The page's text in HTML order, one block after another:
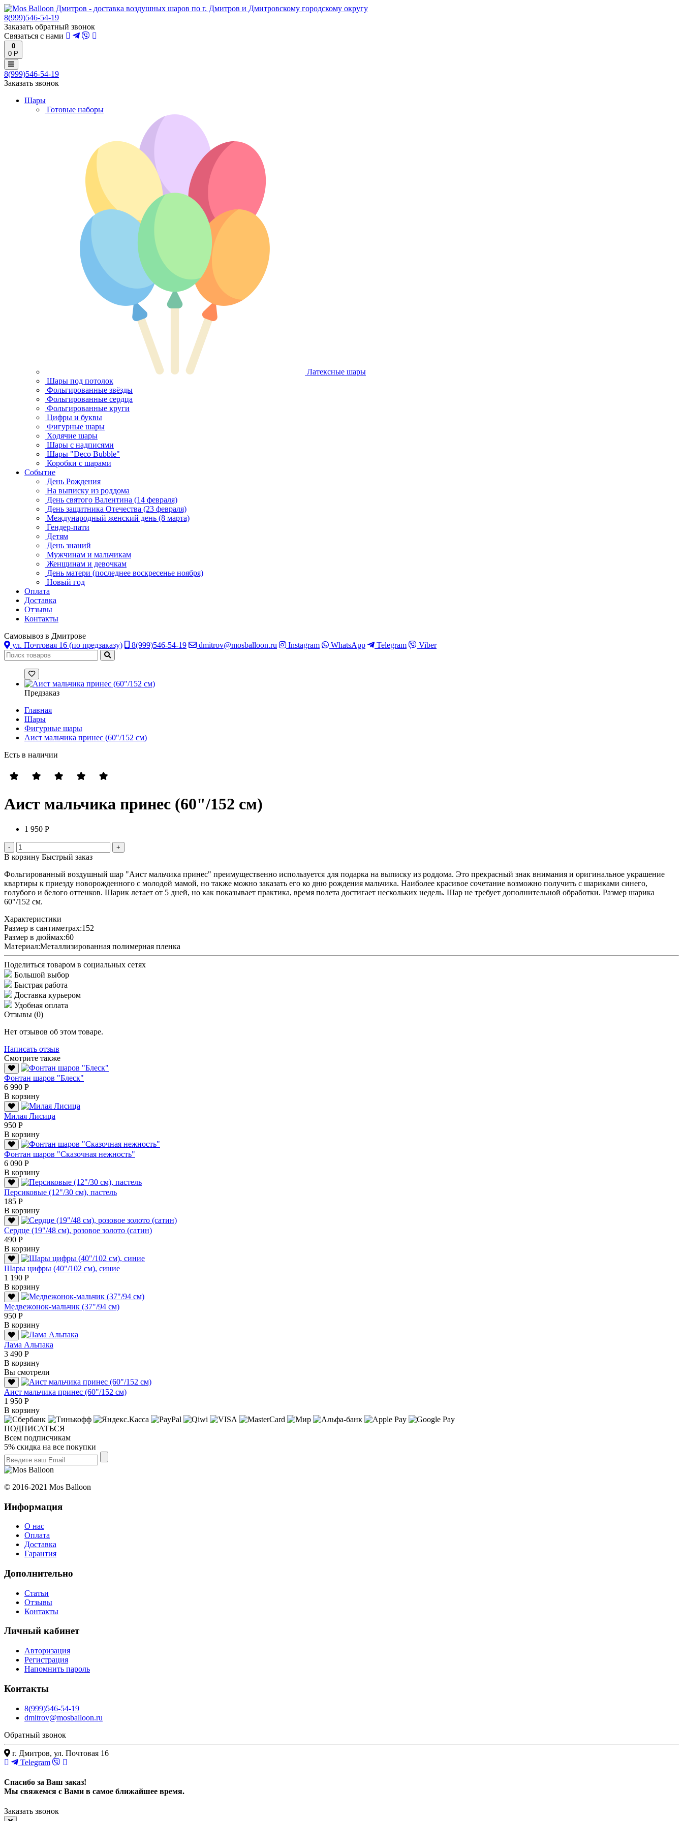
8(999)546-54-19
Заказать обратный звонок
Связаться с нами
0
0 Р
8(999)546-54-19
Заказать звонок
Шары
Готовые наборы
Латексные шары
Шары под потолок
Фольгированные звёзды
Фольгированные сердца
Фольгированные круги
Цифры и буквы
Фигурные шары
Ходячие шары
Шары с надписями
Шары "Deco Bubble"
Коробки с шарами
Событие
День Рождения
На выписку из роддома
День святого Валентина (14 февраля)
День защитника Отечества (23 февраля)
Международный женский день (8 марта)
Гендер-пати
Детям
День знаний
Мужчинам и мальчикам
Женщинам и девочкам
День матери (последнее воскресенье ноября)
Новый год
Оплата
Доставка
Отзывы
Контакты
Самовывоз в Дмитрове
ул. Почтовая 16 (по предзаказу)
8(999)546-54-19 dmitrov@mosballoon.ru Instagram WhatsApp Telegram Viber
Предзаказ
Главная
Шары
Фигурные шары
Аист мальчика принес (60"/152 см)
Есть в наличии
Аист мальчика принес (60"/152 см)
1 950 Р
В корзину Быстрый заказ
Фольгированный воздушный шар "Аист мальчика принес" преимущественно используется для подарка на выписку из роддома. Это прекрасный знак внимания и оригинальное украшение
квартиры к приезду новорожденного с молодой мамой, но также можно заказать его ко дню рождения мальчика. Наиболее красивое сочетание возможно получить с шариками синего,
голубого и белого оттенков. Шарик летает от 5 дней, но как показывает практика, время полета достигает нескольких недель. Шар не требует дополнительной обработки. Размер шарика
60"/152 см.
Характеристики
Размер в сантиметрах:152
Размер в дюймах:60
Материал:Металлизированная полимерная пленка
Поделиться товаром в социальных сетях
Большой выбор
Быстрая работа
Доставка курьером
Удобная оплата
Отзывы (0)
Нет отзывов об этом товаре.
Написать отзыв
Смотрите также
Фонтан шаров "Блеск"
6 990 Р
В корзину
Милая Лисица
950 Р
В корзину
Фонтан шаров "Сказочная нежность"
6 090 Р
В корзину
Персиковые (12"/30 см), пастель
185 Р
В корзину
Сердце (19"/48 см), розовое золото (сатин)
490 Р
В корзину
Шары цифры (40"/102 см), синие
1 190 Р
В корзину
Медвежонок-мальчик (37"/94 см)
950 Р
В корзину
Лама Альпака
3 490 Р
В корзину
Вы смотрели
Аист мальчика принес (60"/152 см)
1 950 Р
В корзину
ПОДПИСАТЬСЯ
Всем подписчикам
5% скидка на все покупки
© 2016-2021 Mos Balloon
Информация
О нас
Оплата
Доставка
Гарантия
Дополнительно
Статьи
Отзывы
Контакты
Личный кабинет
Авторизация
Регистрация
Напомнить пароль
Контакты
8(999)546-54-19
dmitrov@mosballoon.ru
Обратный звонок
г. Дмитров, ул. Почтовая 16
Telegram
Спасибо за Ваш заказ!
Мы свяжемся с Вами в самое ближайшее время.
Заказать звонок